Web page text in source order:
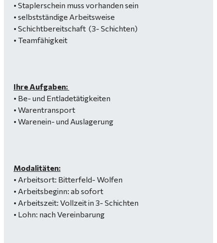
• Staplerschein muss vorhanden sein
• selbstständige Arbeitsweise
• Schichtbereitschaft (3- Schichten)
• Teamfähigkeit
Ihre Aufgaben:
• Be- und Entladetätigkeiten
• Warentransport
• Warenein- und Auslagerung
Modalitäten:
• Arbeitsort: Bitterfeld- Wolfen
• Arbeitsbeginn: ab sofort
• Arbeitszeit: Vollzeit in 3- Schichten
• Lohn: nach Vereinbarung